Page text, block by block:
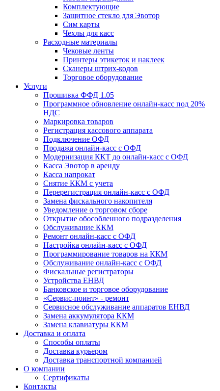
Комплектующие
Защитное стекло для Эвотор
Сим карты
Чехлы для касс
Расходные материалы
Чековые ленты
Принтеры этикеток и наклеек
Сканеры штрих-кодов
Торговое оборудование
Услуги
Прошивка ФФД 1.05
Программное обновление онлайн-касс под 20%
НДС
Маркировка товаров
Регистрация кассового аппарата
Подключение ОФД
Продажа онлайн-касс с ОФД
Модернизация ККТ до онлайн-касс с ОФД
Касса Эвотор в аренду
Касса напрокат
Снятие ККМ с учета
Перерегистрация онлайн-касс с ОФД
Замена фискального накопителя
Уведомление о торговом сборе
Открытие обособленного подразделения
Обслуживание ККМ
Ремонт онлайн-касс с ОФД
Настройка онлайн-касс с ОФД
Программирование товаров на ККМ
Обслуживание онлайн-касс с ОФД
Фискальные регистраторы
Устройства ЕНВД
Банковское и торговое оборудование
«Сервис-поинт» - ремонт
Сервисное обслуживание аппаратов ЕНВД
Замена аккумулятора ККМ
Замена клавиатуры ККМ
Доставка и оплата
Способы оплаты
Доставка курьером
Доставка транспортной компанией
О компании
Сертификаты
Контакты